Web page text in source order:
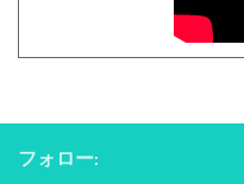
フォロー: